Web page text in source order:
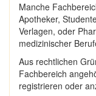
Manche
Apotheker,
Verlagen, oder
medizinischer
Aus rechtlichen
Fachbereich
registrieren oder